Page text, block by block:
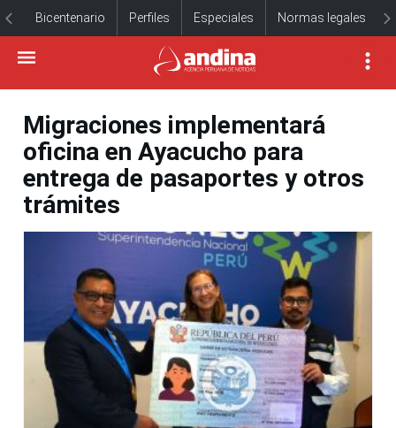
Bicentenario Perfiles Especiales Normas legales
Migraciones implementará
oficina en Ayacucho para
entrega de pasaportes y otros
trámites